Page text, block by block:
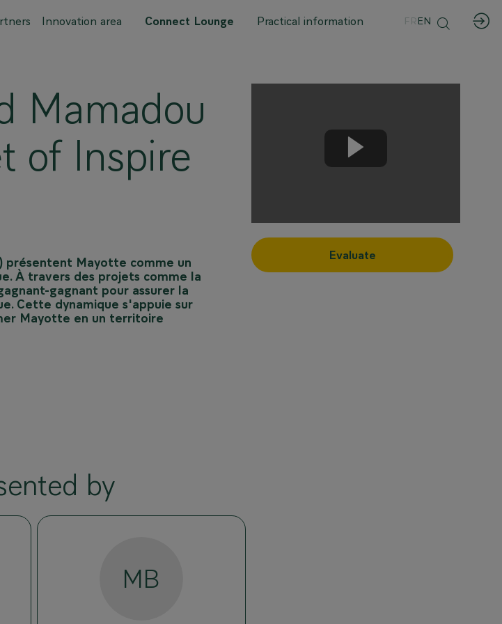
Innovation area Connect Lounge Practical information FREN
Mamadou
of Inspire
Evaluate
présentent Mayotte comme un
À travers des projets comme la
gagnant pour assurer la
Cette dynamique s'appuie sur
Mayotte en un territoire
by
MB